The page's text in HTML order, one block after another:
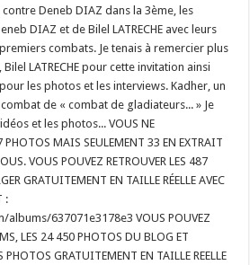
contre Deneb DIAZ dans la 3ème, les
DIAZ et de Bilel LATRECHE avec leurs
combats. Je tenais à remercier plus
LATRECHE pour cette invitation ainsi
les photos et les interviews. Kadher, un
de « combat de gladiateurs... » Je
et les photos... VOUS NE
PHOTOS MAIS SEULEMENT 33 EN EXTRAIT
VOUS POUVEZ RETROUVER LES 487
GRATUITEMENT EN TAILLE RÉELLE AVEC
:
637071e3178e3 VOUS POUVEZ
LES 24 450 PHOTOS DU BLOG ET
PHOTOS GRATUITEMENT EN TAILLE REELLE